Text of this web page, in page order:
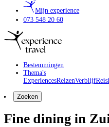
Mijn experience
073 548 20 60
Bestemmingen
Thema's
ExperiencesReizenVerblijf
Zoeken
Fine dining in